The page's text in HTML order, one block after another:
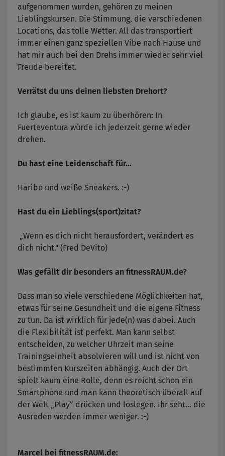
aufgenommen wurden, gehören zu meinen
Lieblingskursen. Die Stimmung, die verschiedenen
Locations, das tolle Wetter. All das transportiert
immer einen ganz speziellen Vibe nach Hause und
hat mir auch bei den Drehs immer wieder sehr viel
Freude bereitet.
Verrätst du uns deinen liebsten Drehort?
Ich glaube, es ist kaum zu überhören: In
Fuerteventura würde ich jederzeit gerne wieder
drehen.
Du hast eine Leidenschaft für…
Haribo und weiße Sneakers. :-)
Hast du ein Lieblings(sport)zitat?
„Wenn es dich nicht herausfordert, verändert es
dich nicht." (Fred DeVito)
Was gefällt dir besonders an fitnessRAUM.de?
Dass man so viele verschiedene Möglichkeiten hat,
etwas für seine Gesundheit und die eigene Fitness
zu tun. Da ist wirklich für jede(n) was dabei. Auch
die Flexibilität ist perfekt. Man kann selbst
entscheiden, zu welcher Uhrzeit man seine
Trainingseinheit absolvieren will und ist nicht von
bestimmten Kurszeiten abhängig. Auch der Ort
spielt kaum eine Rolle, denn es reicht schon ein
Smartphone und man kann theoretisch überall auf
der Welt „Play“ drücken und loslegen. Ihr seht... die
Ausreden werden immer weniger. :-)
Marcel bei fitnessRAUM.de: